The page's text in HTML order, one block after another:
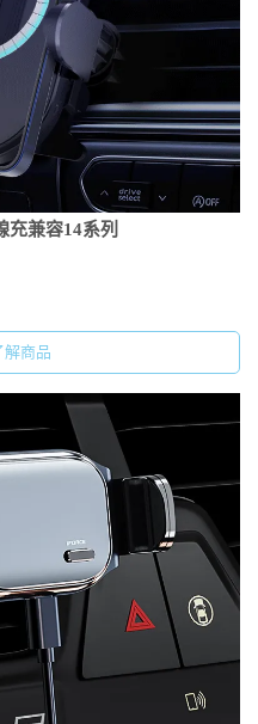
充兼容14系列
解商品